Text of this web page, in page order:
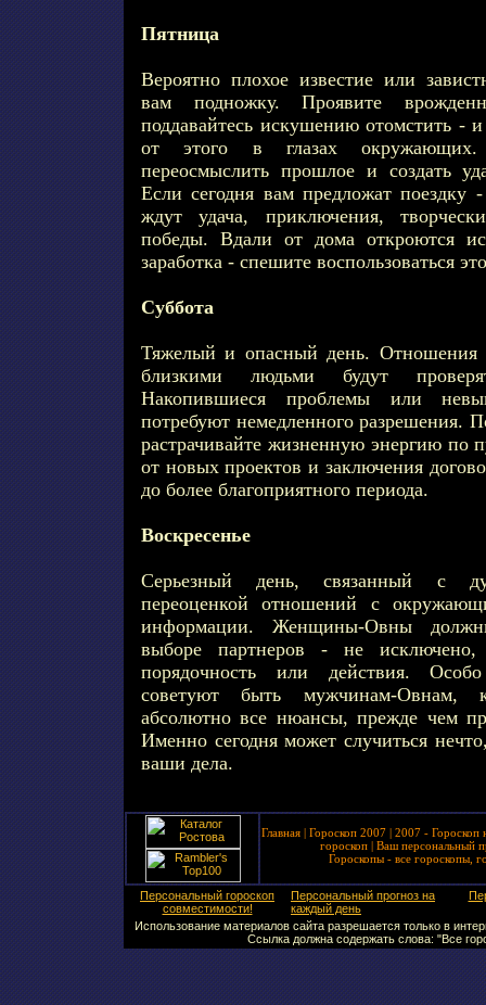
Пятница
Вероятно плохое известие или
вам подножку. Проявите
поддавайтесь искушению отомстить -
от этого в глазах окружающих.
переосмыслить прошлое и создать
Если сегодня вам предложат поездку
ждут удача, приключения,
победы. Вдали от дома откроются
заработка - спешите воспользоваться
Суббота
Тяжелый и опасный день. Отношения
близкими людьми будут
Накопившиеся проблемы или
потребуют немедленного разрешения.
растрачивайте жизненную энергию по
от новых проектов и заключения
до более благоприятного периода.
Воскресенье
Серьезный день, связанный с
переоценкой отношений с
информации. Женщины-Овны
выборе партнеров - не
порядочность или действия.
советуют быть мужчинам-Овнам,
абсолютно все нюансы, прежде чем
Именно сегодня может случиться
ваши дела.
Главная | Гороскоп 2007 | 2007 - Гороскоп
гороскоп| Ваш персональный
Гороскопы - все гороскопы,
Персональный гороскоп
совместимости!
Персональный прогноз на
каждый день
Использование материалов сайта разрешается только в
Ссылка должна содержать слова: "Все